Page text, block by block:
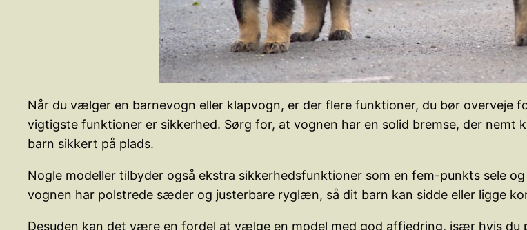
Når du vælger en barnevogn eller klapvogn, er der flere funktioner, du bør overveje
vigtigste funktioner er sikkerhed. Sørg for, at vognen har en solid bremse, der nemt
barn sikkert på plads.
Nogle modeller tilbyder også ekstra sikkerhedsfunktioner som en fem-punkts sele
vognen har polstrede sæder og justerbare ryglæn, så dit barn kan sidde eller ligge
Desuden kan det være en fordel at vælge en model med god affjedring, især hvis